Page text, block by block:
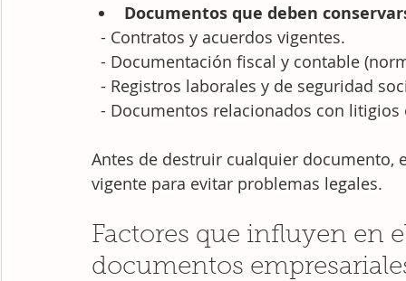
Documentos que deben
  - Contratos y acuerdos vigentes.
- Documentación fiscal y contable
- Registros laborales y de seguridad
- Documentos relacionados con litigios
Antes de destruir cualquier
vigente para evitar problemas legales.
Factores que influyen en
documentos